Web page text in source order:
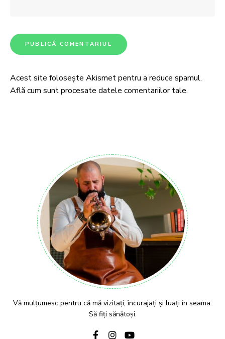
Acest site folosește Akismet pentru a reduce spamul.
Află cum sunt procesate datele comentariilor tale.
Vă mulțumesc pentru că mă vizitați, încurajați și luați în seama.
Să fiți sănătoși.